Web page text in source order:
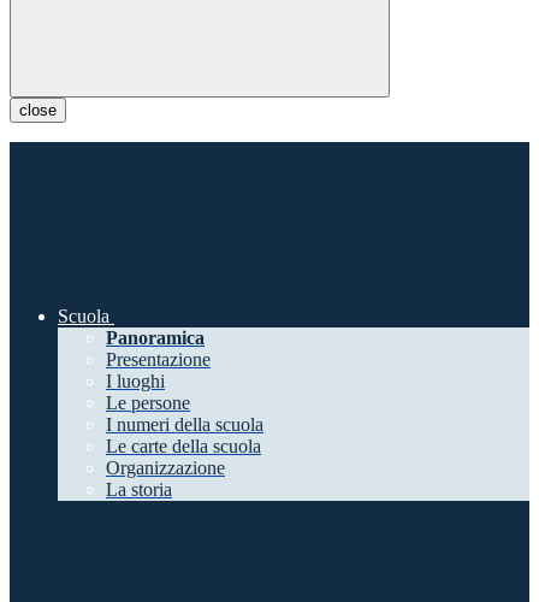
close
Scuola
Panoramica
Presentazione
I luoghi
Le persone
I numeri della scuola
Le carte della scuola
Organizzazione
La storia